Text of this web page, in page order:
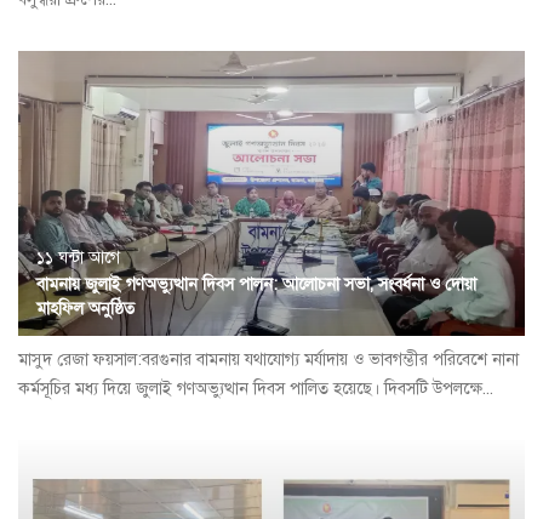
১১ ঘন্টা আগে
বামনায় জুলাই গণঅভ্যুত্থান দিবস পালন: আলোচনা সভা, সংবর্ধনা ও দোয়া
মাহফিল অনুষ্ঠিত
​মাসুদ রেজা ফয়সাল:বরগুনার বামনায় যথাযোগ্য মর্যাদায় ও ভাবগম্ভীর পরিবেশে নানা
কর্মসূচির মধ্য দিয়ে জুলাই গণঅভ্যুত্থান দিবস পালিত হয়েছে। দিবসটি উপলক্ষে...